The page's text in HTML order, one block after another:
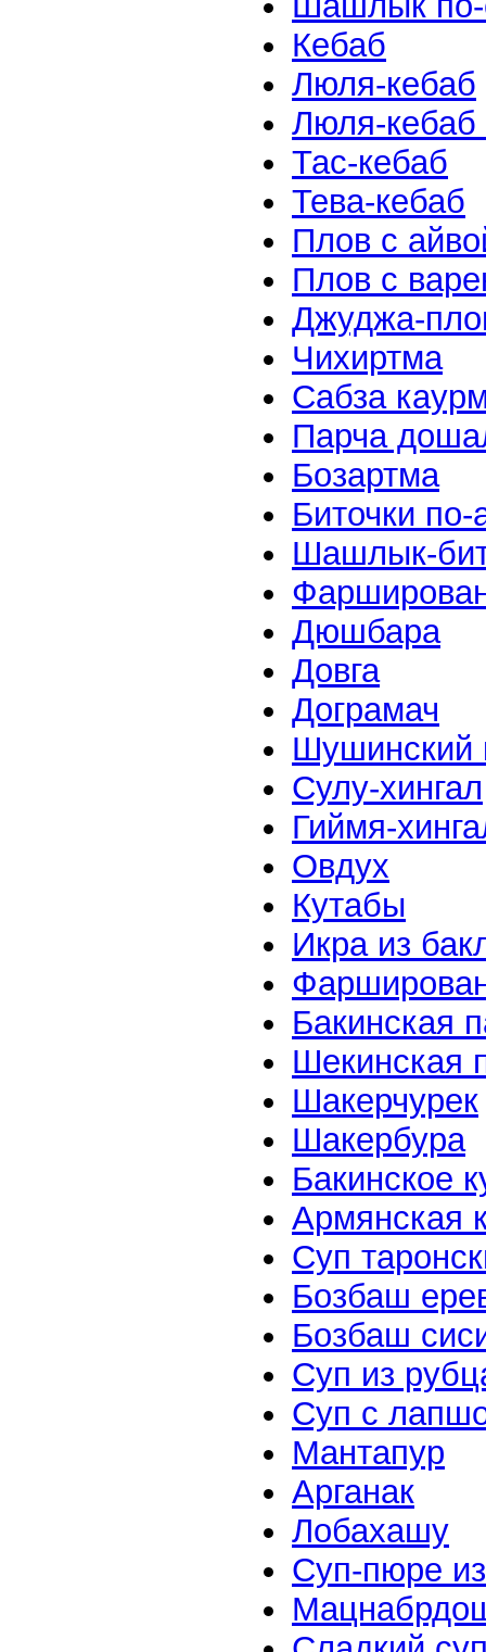
Кебаб
Люля-кебаб
Люля-кебаб
Тас-кебаб
Тева-кебаб
Плов с
Плов с
Джуджа-
Чихиртма
Сабза
Парча
Бозартма
Биточки
Шашлык-
Дюшбара
Довга
Дограмач
Шушинский
Сулу-хингал
Гиймя-
Овдух
Кутабы
Икра из
Бакинская
Шекинская
Шакерчурек
Шакербура
Бакинское
Армянская
Суп
Бозбаш
Бозбаш
Суп из
Суп с
Мантапур
Арганак
Лобахашу
Суп-пюре